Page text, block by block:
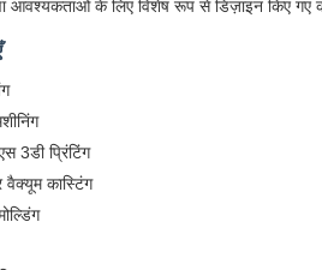
आवश्यकताओं के लिए विशेष रूप से डिज़ाइन किए गए
3डी प्रिंटिंग
वैक्यूम कास्टिंग